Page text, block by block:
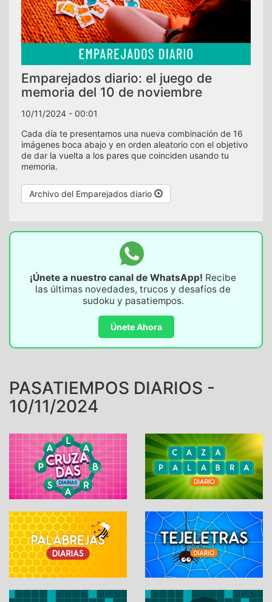
Emparejados diario: el juego de
memoria del 10 de noviembre
10/11/2024 - 00:01
Cada día te presentamos una nueva combinación de 16
imágenes boca abajo y en orden aleatorio con el objetivo
de dar la vuelta a los pares que coinciden usando tu
memoria.
Archivo del Emparejados diario
¡Únete a nuestro canal de WhatsApp! Recibe
las últimas novedades, trucos y desafíos de
sudoku y pasatiempos.
Únete Ahora
PASATIEMPOS DIARIOS -
10/11/2024